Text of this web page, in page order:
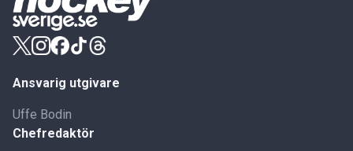
Ansvarig utgivare
Uffe Bodin
Chefredaktör